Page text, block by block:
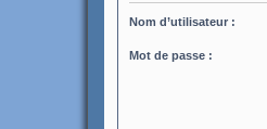
Nom d’utilisateur :
Mot de passe :